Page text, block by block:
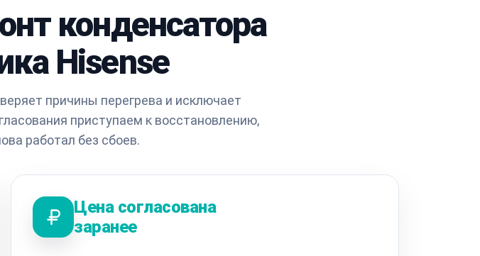
конденсатора
Hisense
причины перегрева и исключает
приступаем к восстановлению,
работал без сбоев.
Цена согласована
заранее